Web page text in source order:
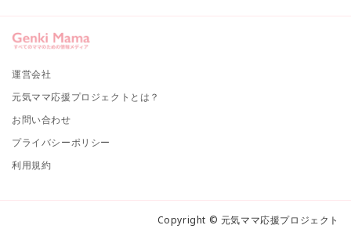
運営会社
元気ママ応援プロジェクトとは？
お問い合わせ
プライバシーポリシー
利用規約
Copyright © 元気ママ応援プロジェクト